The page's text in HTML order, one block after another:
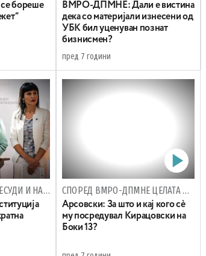
се бореше
ВМРО-ДПМНЕ: Дали е вистина
дека со материјали изнесени од
УБК бил уценуван познат
бизнисмен?
пред 7 години
ДАЛИ „РЕКЕТ“ ИМ ПРЕСУДИ И НА ЈАНЕВА И НА СПЕЦИЈАЛНОТО ОБВИНИТЕЛСТВО СПОРЕД ВМРО-ДПМНЕ ЦЕЛАТА ИСТРАГА Е КОМПРОМИТИРАНА
Арсовски: За што и кај кого сè
му посредувал Кирацовски на
Боки 13?